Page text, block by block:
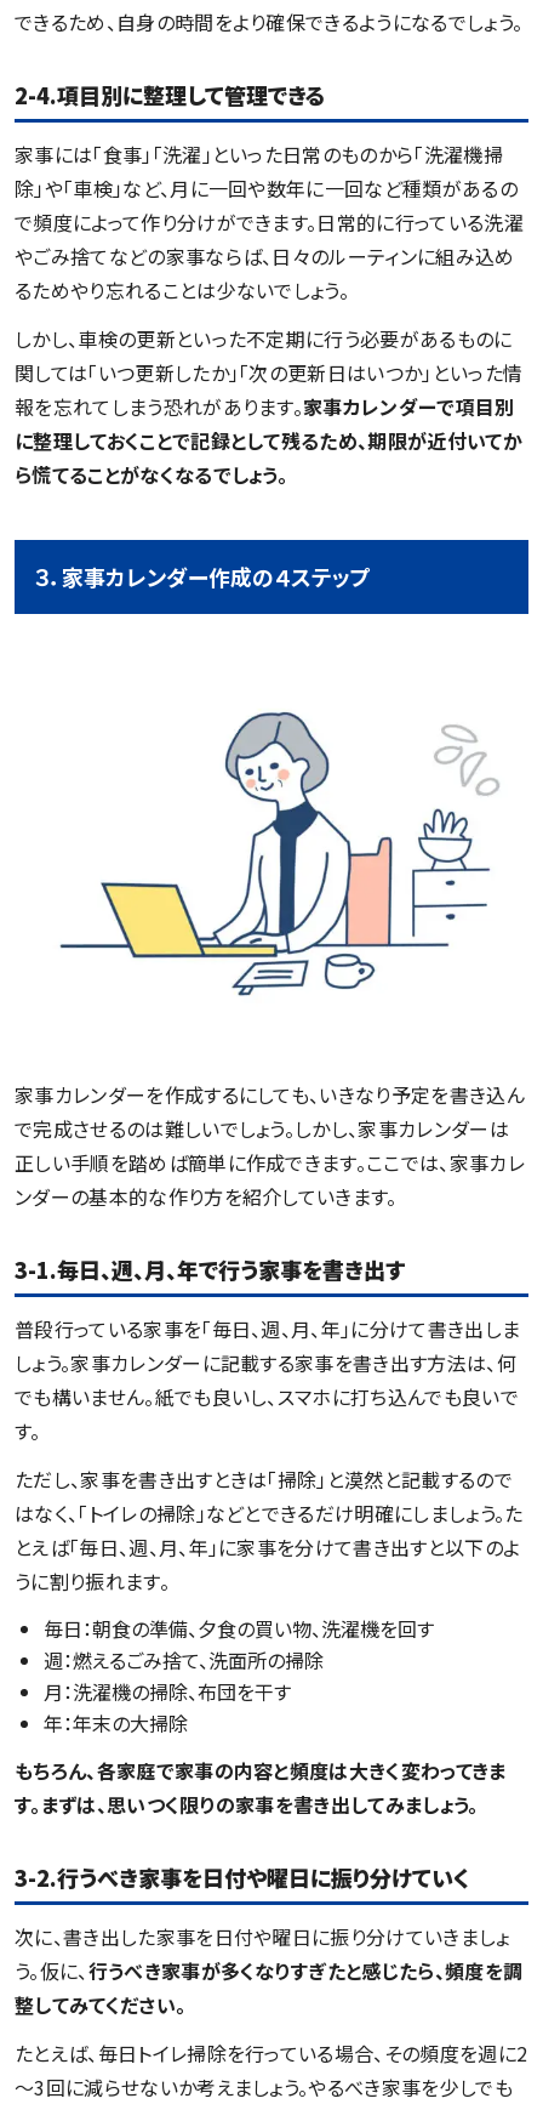
できるため、自身の時間をより確保できるようになるでしょう。
2-4.項目別に整理して管理できる
家事には「食事」「洗濯」といった日常のものから「洗濯機掃
除」や「車検」など、月に一回や数年に一回など種類があるの
で頻度によって作り分けができます。日常的に行っている洗濯
やごみ捨てなどの家事ならば、日々のルーティンに組み込め
るためやり忘れることは少ないでしょう。
しかし、車検の更新といった不定期に行う必要があるものに
関しては「いつ更新したか」「次の更新日はいつか」といった情
報を忘れてしまう恐れがあります。家事カレンダーで項目別
に整理しておくことで記録として残るため、期限が近付いてか
ら慌てることがなくなるでしょう。
３．家事カレンダー作成の４ステップ
家事カレンダーを作成するにしても、いきなり予定を書き込ん
で完成させるのは難しいでしょう。しかし、家事カレンダーは
正しい手順を踏めば簡単に作成できます。ここでは、家事カレ
ンダーの基本的な作り方を紹介していきます。
3-1.毎日、週、月、年で行う家事を書き出す
普段行っている家事を「毎日、週、月、年」に分けて書き出しま
しょう。家事カレンダーに記載する家事を書き出す方法は、何
でも構いません。紙でも良いし、スマホに打ち込んでも良いで
す。
ただし、家事を書き出すときは「掃除」と漠然と記載するので
はなく、「トイレの掃除」などとできるだけ明確にしましょう。た
とえば「毎日、週、月、年」に家事を分けて書き出すと以下のよ
うに割り振れます。
毎日：朝食の準備、夕食の買い物、洗濯機を回す
週：燃えるごみ捨て、洗面所の掃除
月：洗濯機の掃除、布団を干す
年：年末の大掃除
もちろん、各家庭で家事の内容と頻度は大きく変わってきま
す。まずは、思いつく限りの家事を書き出してみましょう。
3-2.行うべき家事を日付や曜日に振り分けていく
次に、書き出した家事を日付や曜日に振り分けていきましょ
う。仮に、行うべき家事が多くなりすぎたと感じたら、頻度を調
整してみてください。
たとえば、毎日トイレ掃除を行っている場合、その頻度を週に2
～3回に減らせないか考えましょう。やるべき家事を少しでも